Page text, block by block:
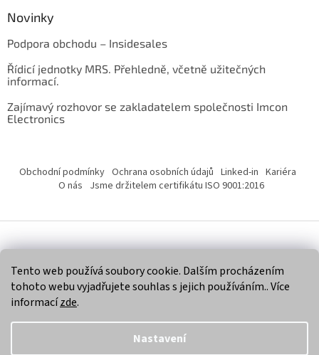
Tento web používá soubory cookie. Dalším procházením
tohoto webu vyjadřujete souhlas s jejich používáním.. Více
informacízde.
Nastavení
Novinky
Podpora obchodu – Insidesales
Řídicí jednotky MRS. Přehledně, včetně užitečných
informací.
Zajímavý rozhovor se zakladatelem společnosti Imcon
Electronics
Obchodní podmínky Ochrana osobních údajů Linked-in Kariéra
O nás Jsme držitelem certifikátu ISO 9001:2016
Copyright 2026